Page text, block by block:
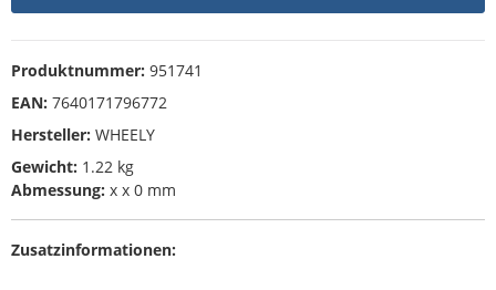
Produktnummer: 951741
EAN: 7640171796772
Hersteller: WHEELY
Gewicht: 1.22 kg
Abmessung: x x 0 mm
Zusatzinformationen: